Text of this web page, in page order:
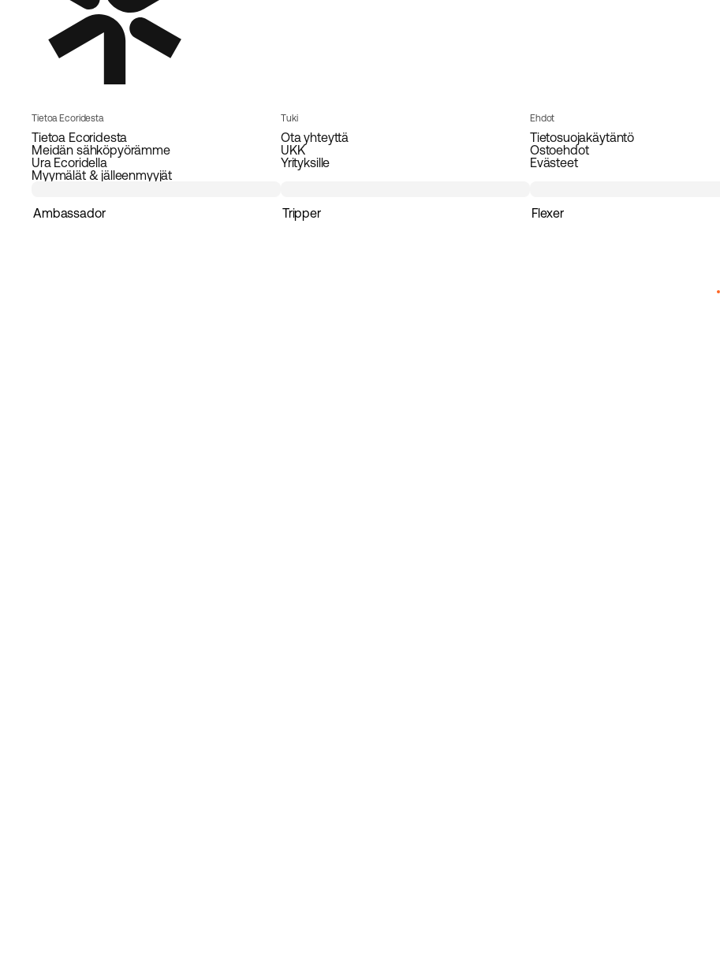
Tietoa Ecoridesta
Tietoa Ecoridesta
Meidän sähköpyörämme
Ura Ecoridella
Myymälät & jälleenmyyjät
Tuki
Ota yhteyttä
UKK
Yrityksille
Ehdot
Tietosuojakäytäntö
Ostoehdot
Evästeet
Ambassador Tripper Flexer